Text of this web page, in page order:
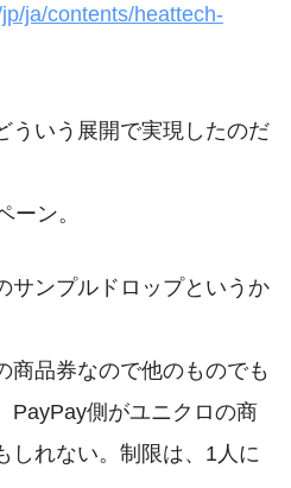
ja/contents/heattech-
ういう展開で実現したのだ
ーン。
サンプルドロップというか
商品券なので他のものでも
PayPay側がユニクロの商
しれない。制限は、1人に